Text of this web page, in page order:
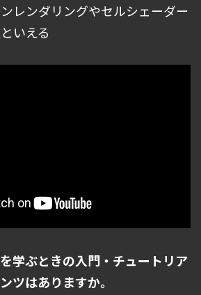
レンダリングやセルシェーダー
いえる
ぶときの入門・チュートリア
ツはありますか。